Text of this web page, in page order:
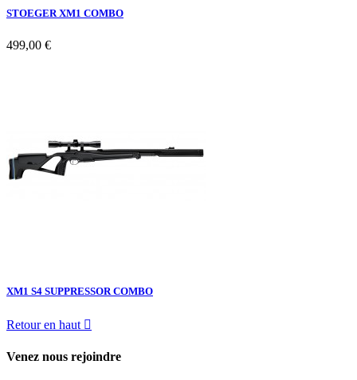
STOEGER XM1 COMBO
499,00 €
XM1 S4 SUPPRESSOR COMBO
Retour en haut 
Venez nous rejoindre